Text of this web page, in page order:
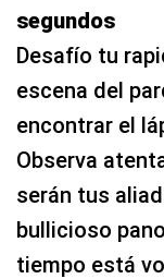
segundos
Desafío tu
escena del
encontrar el
Observa
serán tus
bullicioso
tiempo está